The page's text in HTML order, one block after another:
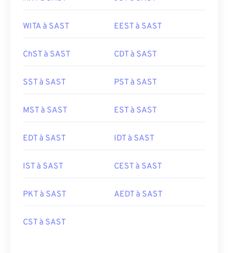
WITA à SAST EEST à SAST
ChST à SAST CDT à SAST
SST à SAST PST à SAST
MST à SAST EST à SAST
EDT à SAST IDT à SAST
IST à SAST CEST à SAST
PKT à SAST AEDT à SAST
CST à SAST